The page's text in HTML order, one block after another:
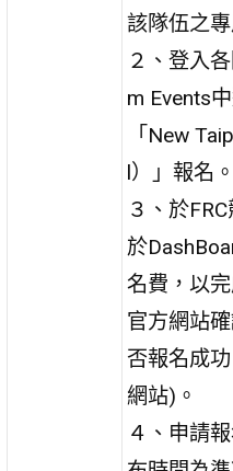
該隊伍之
２、登入
m Events
「New
l）」報名。
３、於
於
名費，以
官方網站
否報名成
網站)。
４、申請